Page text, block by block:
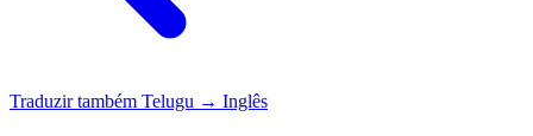
Traduzir também Telugu → Inglês